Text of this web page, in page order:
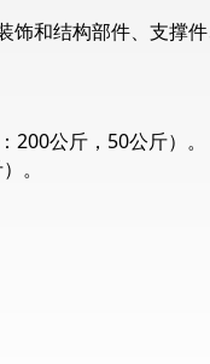
饰和结构部件、支撑
公斤，50公斤）。
。